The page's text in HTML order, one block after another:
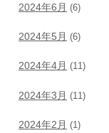
2024年6月 (6)
2024年5月 (6)
2024年4月 (11)
2024年3月 (11)
2024年2月 (1)